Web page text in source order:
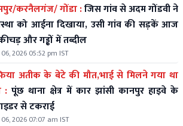
परसपुर/करनैलगंज/ गोंडा :जिस गांव से अदम गोंडवी ने
को आईना दिखाया, उसी गांव की सड़कें आज
और गड्ढों में तब्दील
2026 05:52 pm IST
अतीक के बेटे की मौत,भाई से मिलने गया था
जेल : पूंछ थाना क्षेत्र में कार झांसी कानपुर हाइवे के
से टकराई
2026 07:07 am IST